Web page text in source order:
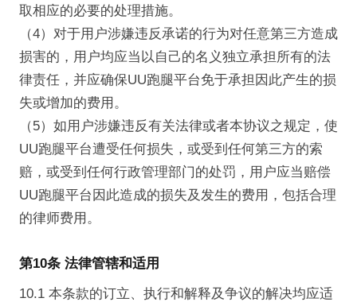
取相应的必要的处理措施。
（4）对于用户涉嫌违反承诺的行为对任意第三方造成
损害的，用户均应当以自己的名义独立承担所有的法
律责任，并应确保UU跑腿平台免于承担因此产生的损
失或增加的费用。
（5）如用户涉嫌违反有关法律或者本协议之规定，使
UU跑腿平台遭受任何损失，或受到任何第三方的索
赔，或受到任何行政管理部门的处罚，用户应当赔偿
UU跑腿平台因此造成的损失及发生的费用，包括合理
的律师费用。
第10条 法律管辖和适用
10.1 本条款的订立、执行和解释及争议的解决均应适